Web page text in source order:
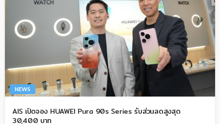
NEWS
AIS เปิดจอง HUAWEI Pura 90s Series รับส่วนลดสูงสุด
30,400 บาท